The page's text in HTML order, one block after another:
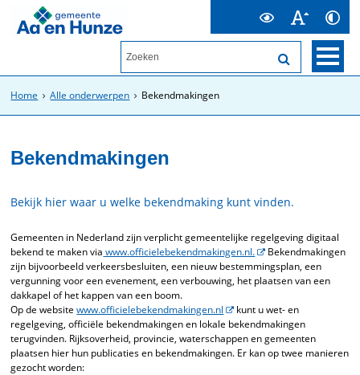
Home Alle onderwerpen Bekendmakingen
Bekendmakingen
Bekijk hier waar u welke bekendmaking kunt vinden.
Gemeenten in Nederland zijn verplicht gemeentelijke regelgeving digitaal
bekend te maken via www.officielebekendmakingen.nl.
Bekendmakingen
zijn bijvoorbeeld verkeersbesluiten, een nieuw bestemmingsplan, een
vergunning voor een evenement, een verbouwing, het plaatsen van een
dakkapel of het kappen van een boom.
Op de websitewww.officielebekendmakingen.nl
kunt u wet- en
regelgeving, officiële bekendmakingen en lokale bekendmakingen
terugvinden. Rijksoverheid, provincie, waterschappen en gemeenten
plaatsen hier hun publicaties en bekendmakingen. Er kan op twee manieren
gezocht worden: